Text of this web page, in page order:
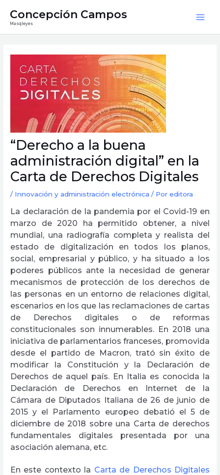
Concepción Campos
Masqleyes
“Derecho a la buena
administración digital” en la
Carta de Derechos Digitales
/ Innovación y administración electrónica / Poreditora
La declaración de la pandemia por el Covid-19 en
marzo de 2020 ha permitido obtener, a nivel
mundial, una radiografía completa y realista del
estado de digitalización en todos los planos,
social, empresarial y público, y ha situado a los
poderes públicos ante la necesidad de generar
mecanismos de protección de los derechos de
las personas en un entorno de relaciones digital,
escenarios en los que las reclamaciones de cartas
de Derechos digitales o de reformas
constitucionales son innumerables. En 2018 una
iniciativa de parlamentarios franceses, promovida
desde el partido de Macron, trató sin éxito de
modificar la Constitución y la Declaración de
Derechos de aquel país. En Italia es conocida la
Declaración de Derechos en Internet de la
Cámara de Diputados Italiana de 26 de junio de
2015 y el Parlamento europeo debatió el 5 de
diciembre de 2018 sobre una Carta de derechos
fundamentales digitales presentada por una
asociación alemana, etc.
En este contexto la Carta de Derechos Digitales
entradas